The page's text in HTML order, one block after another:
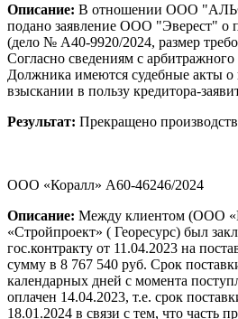
Описание: В отношении ООО
подано заявление ООО "Эверест" о
(дело № А40-9920/2024, размер
Согласно сведениям с
Должника имеются судебные акты о
взыскании в пользу кредитора-
Результат: Прекращено
ООО «Коралл» А60-46246/2024
Описание: Между клиентом (ООО
«Стройпроект» ( Георесурс) был
гос.контракту от 11.04.2023 на
сумму в 8 767 540 руб. Срок
календарных дней с момента
оплачен 14.04.2023, т.е. срок
18.01.2024 в связи с тем, что часть